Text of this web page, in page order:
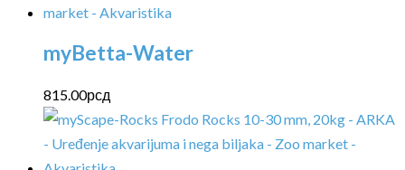
myBetta-Water
815.00рсд